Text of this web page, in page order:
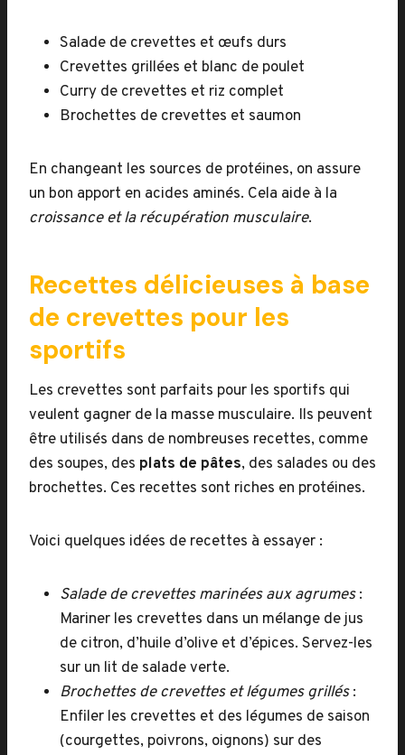
Salade de crevettes et œufs durs
Crevettes grillées et blanc de poulet
Curry de crevettes et riz complet
Brochettes de crevettes et saumon
En changeant les sources de protéines, on assure
un bon apport en acides aminés. Cela aide à la
croissance et la récupération musculaire.
Recettes délicieuses à base
de crevettes pour les
sportifs
Les crevettes sont parfaits pour les sportifs qui
veulent gagner de la masse musculaire. Ils peuvent
être utilisés dans de nombreuses recettes, comme
des soupes, des plats de pâtes, des salades ou des
brochettes. Ces recettes sont riches en protéines.
Voici quelques idées de recettes à essayer :
Salade de crevettes marinées aux agrumes:
Mariner les crevettes dans un mélange de jus
de citron, d’huile d’olive et d’épices. Servez-les
sur un lit de salade verte.
Brochettes de crevettes et légumes grillés:
Enfiler les crevettes et des légumes de saison
(courgettes, poivrons, oignons) sur des